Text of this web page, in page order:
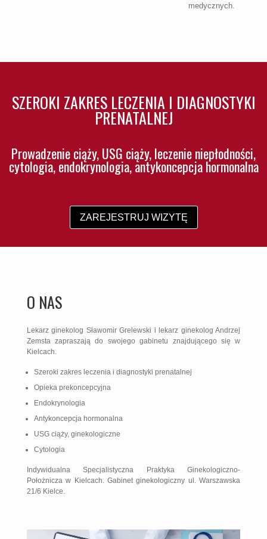
medycznych.
SZEROKI ZAKRES LECZENIA I DIAGNOSTYKI
PRENATALNEJ
Prowadzenie ciąży, USG ciąży, leczenie niepłodności,
cytologia, endokrynologia, antykoncepcja hormonalna
ZAREJESTRUJ WIZYTĘ
O NAS
Lekarz ginekolog Sławomir Grelewski i lekarz ginekolog Andrzej
Zemsta zapraszają do swojego gabinetu znajdującego się w
Kielcach.
Szeroki zakres leczenia i diagnostyki prenatalnej
Opieka prekoncepcyjna
Endokrynologia
Antykoncepcja hormonalna
USG ciąży, ginekologiczne
Cytologia
Indywidualna Specjalistyczna Praktyka Ginekologiczno-
Położnicza w Kielcach. Gabinet ginekologiczny ul. Warszawska
21/6 Kielce.